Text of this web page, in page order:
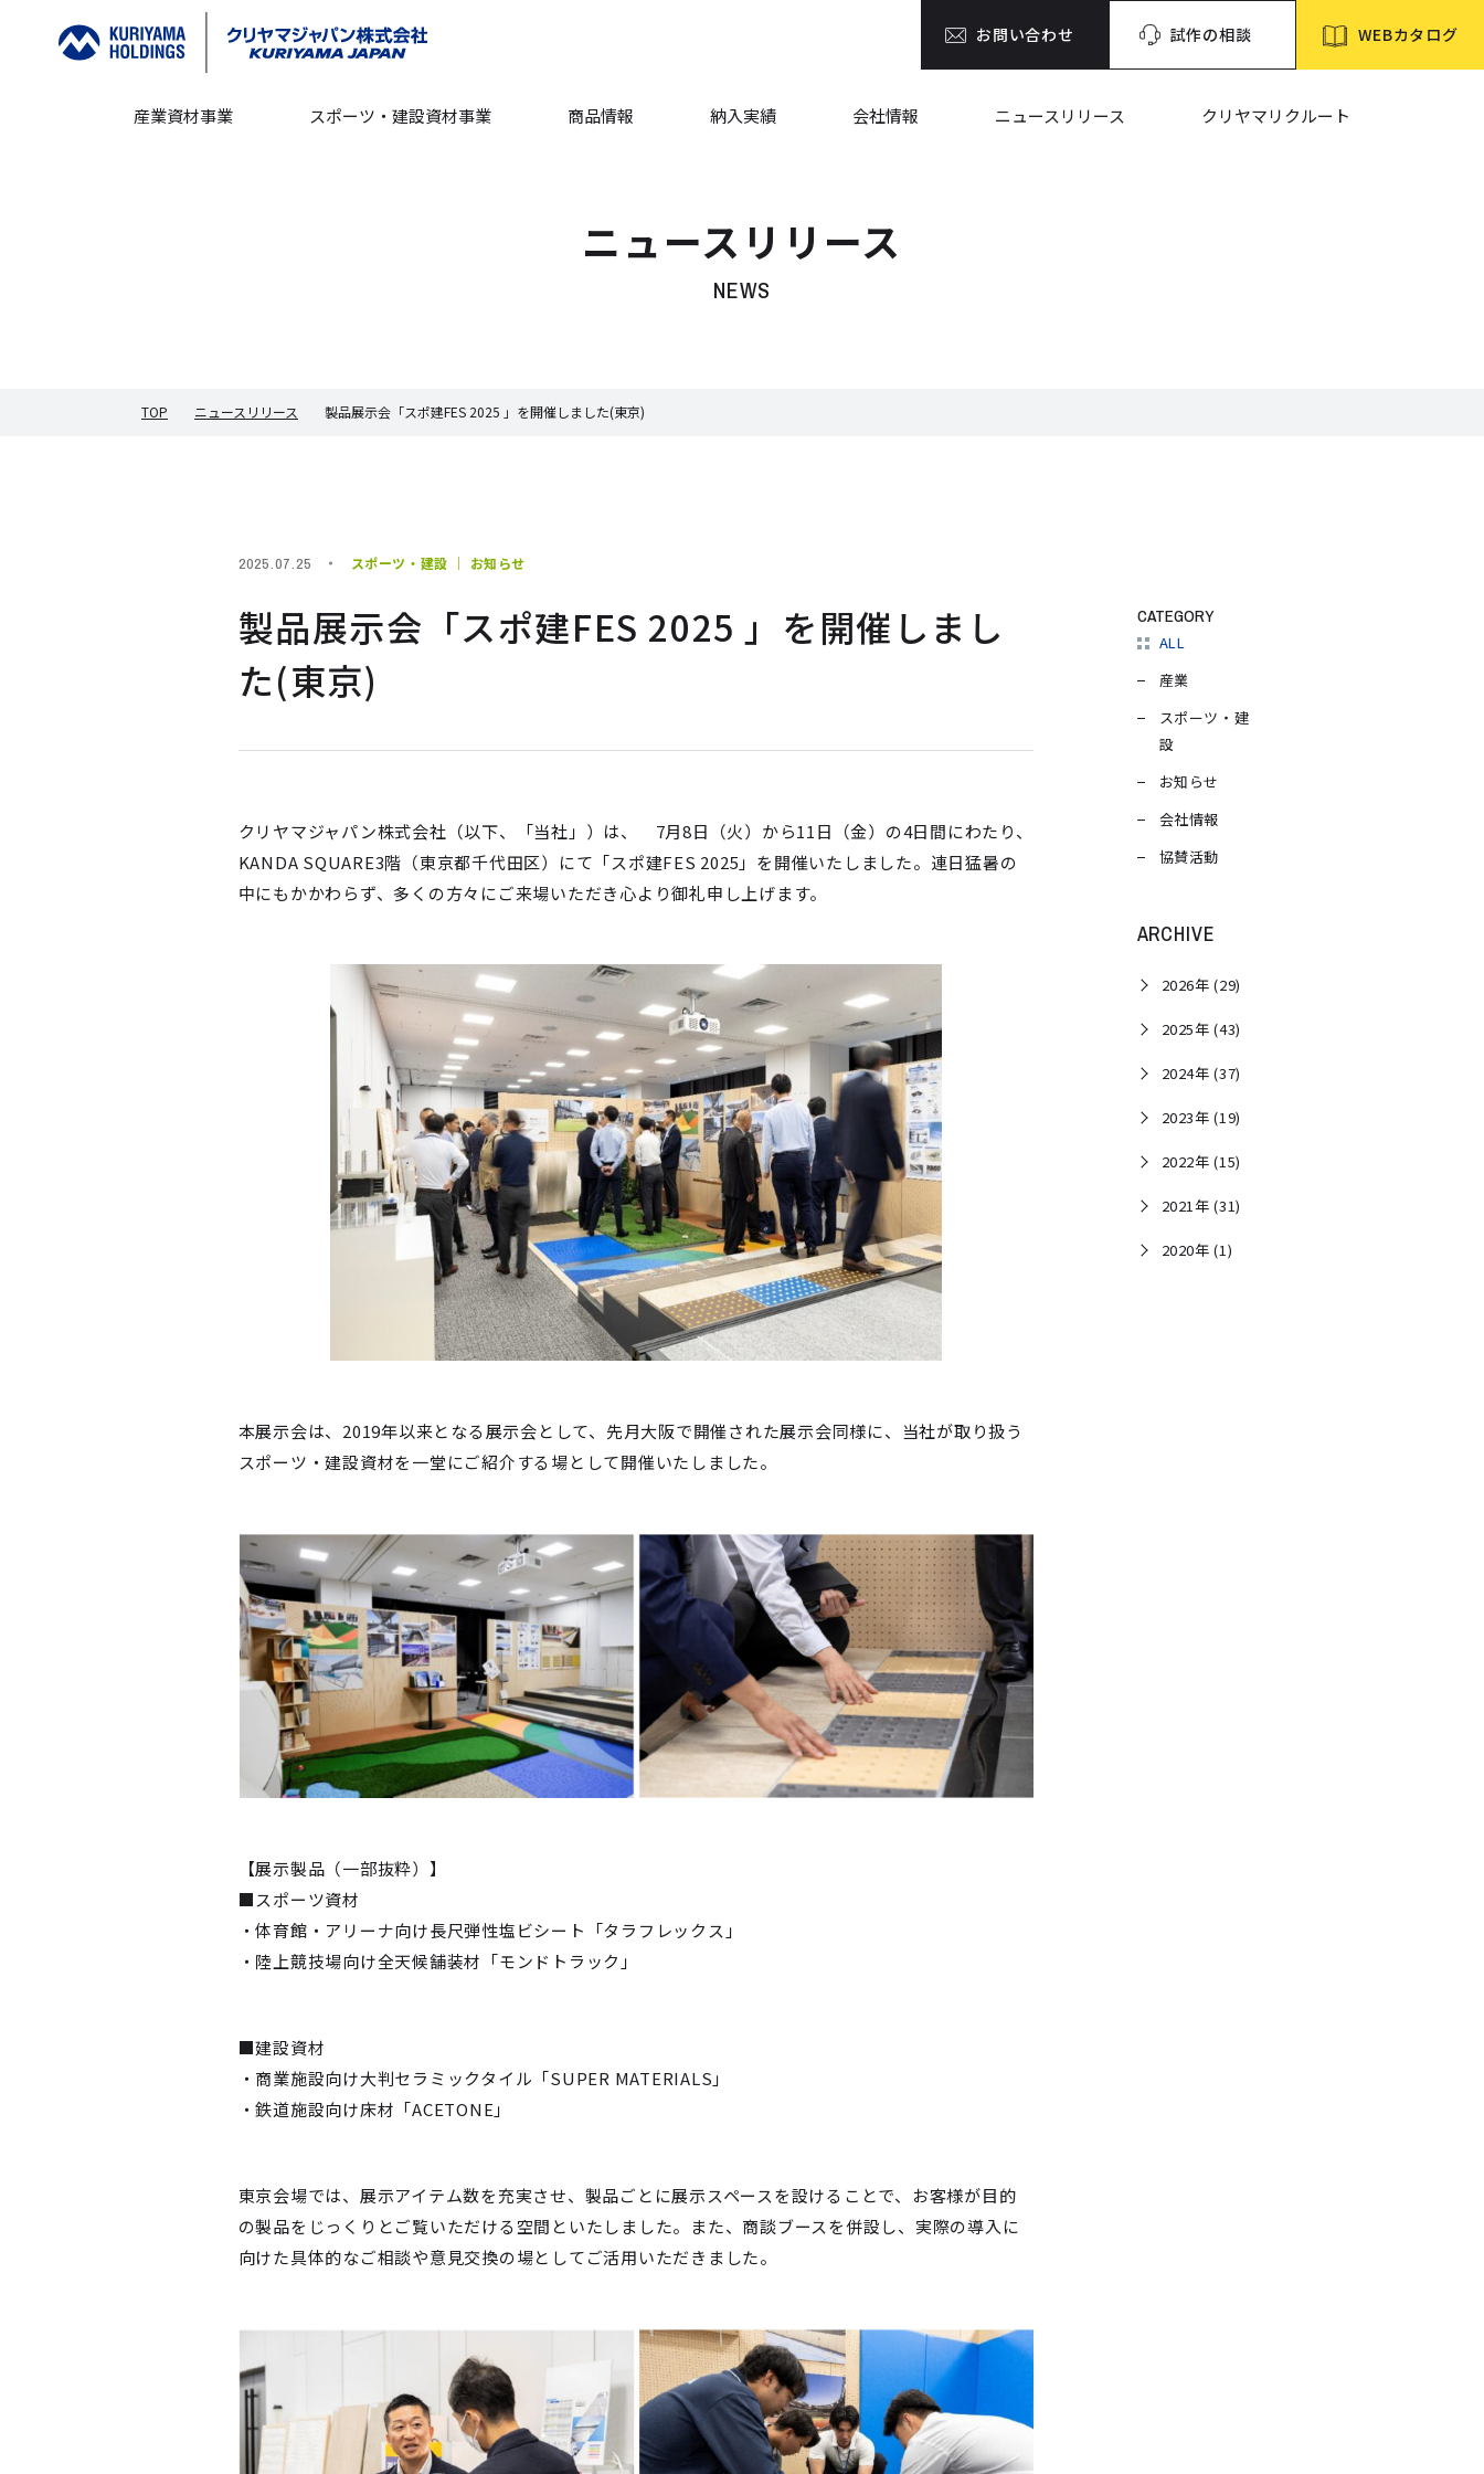
お問い合わせ 試作の相談 WEBカタログ
産業資材事業 スポーツ・建設資材事業 商品情報 納入実績 会社情報 ニュースリリース クリヤマリクルート
ニュースリリース
NEWS
TOP ニュースリリース 製品展示会「スポ建FES 2025 」を開催しました(東京)
2025.07.25 スポーツ・建設 ｜ お知らせ
製品展示会「スポ建FES 2025 」を開催しまし
た(東京)
クリヤマジャパン株式会社（以下、「当社」）は、 7月8日（火）から11日（金）の4日間にわたり、
KANDA SQUARE3階（東京都千代田区）にて「スポ建FES 2025」を開催いたしました。連日猛暑の
中にもかかわらず、多くの方々にご来場いただき心より御礼申し上げます。
本展示会は、2019年以来となる展示会として、先月大阪で開催された展示会同様に、当社が取り扱う
スポーツ・建設資材を一堂にご紹介する場として開催いたしました。
【展示製品（一部抜粋）】
■スポーツ資材
・体育館・アリーナ向け長尺弾性塩ビシート「タラフレックス」
・陸上競技場向け全天候舗装材「モンドトラック」
■建設資材
・商業施設向け大判セラミックタイル「SUPER MATERIALS」
・鉄道施設向け床材「ACETONE」
東京会場では、展示アイテム数を充実させ、製品ごとに展示スペースを設けることで、お客様が目的
の製品をじっくりとご覧いただける空間といたしました。また、商談ブースを併設し、実際の導入に
向けた具体的なご相談や意見交換の場としてご活用いただきました。
CATEGORY
ALL
産業
スポーツ・建
設
お知らせ
会社情報
協賛活動
ARCHIVE
2026年 (29)
2025年 (43)
2024年 (37)
2023年 (19)
2022年 (15)
2021年 (31)
2020年 (1)